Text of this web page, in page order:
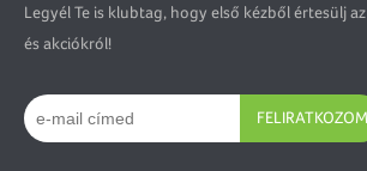
Legyél Te is klubtag, hogy első kézből értesülj
és akciókról!
FELIRATKOZOM